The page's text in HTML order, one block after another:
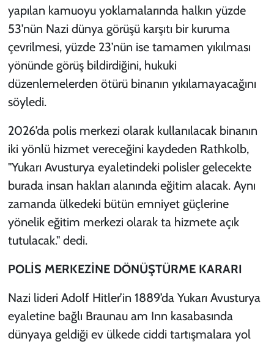
yapılan kamuoyu yoklamalarında halkın yüzde
53’nün Nazi dünya görüşü karşıtı bir kuruma
çevrilmesi, yüzde 23’nün ise tamamen yıkılması
yönünde görüş bildirdiğini, hukuki
düzenlemelerden ötürü binanın yıkılamayacağını
söyledi.
2026’da polis merkezi olarak kullanılacak binanın
iki yönlü hizmet vereceğini kaydeden Rathkolb,
"Yukarı Avusturya eyaletindeki polisler gelecekte
burada insan hakları alanında eğitim alacak. Aynı
zamanda ülkedeki bütün emniyet güçlerine
yönelik eğitim merkezi olarak ta hizmete açık
tutulacak." dedi.
POLİS MERKEZİNE DÖNÜŞTÜRME KARARI
Nazi lideri Adolf Hitler’in 1889’da Yukarı Avusturya
eyaletine bağlı Braunau am Inn kasabasında
dünyaya geldiği ev ülkede ciddi tartışmalara yol